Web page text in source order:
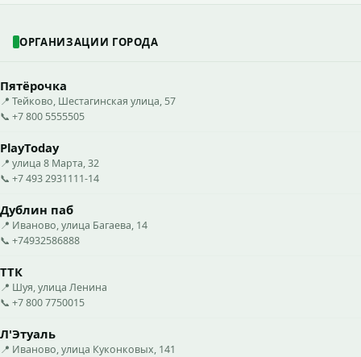
ОРГАНИЗАЦИИ ГОРОДА
Пятёрочка
📍 Тейково, Шестагинская улица, 57
📞 +7 800 5555505
PlayToday
📍 улица 8 Марта, 32
📞 +7 493 2931111-14
Дублин паб
📍 Иваново, улица Багаева, 14
📞 +74932586888
ТТК
📍 Шуя, улица Ленина
📞 +7 800 7750015
Л'Этуаль
📍 Иваново, улица Куконковых, 141